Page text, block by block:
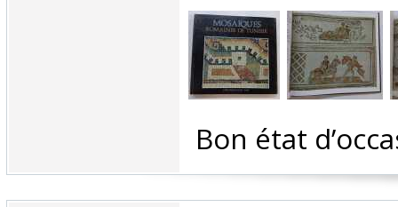
Bon état